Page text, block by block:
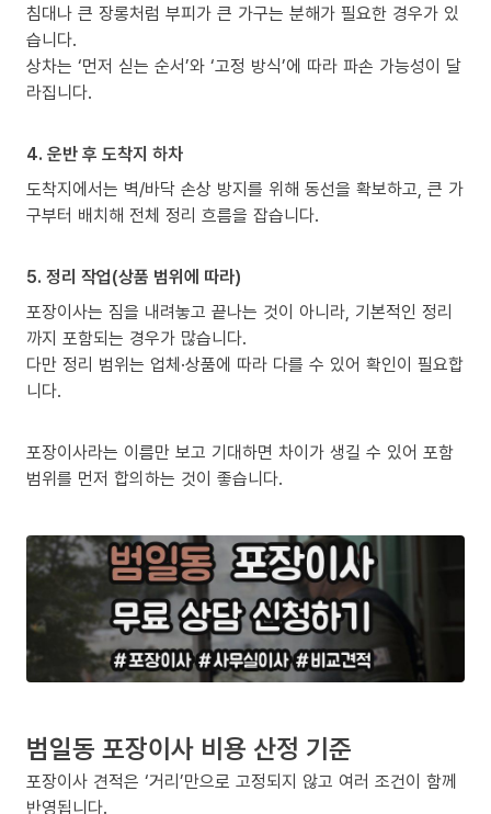
침대나 큰 장롱처럼 부피가 큰 가구는 분해가 필요한 경우가 있
습니다.
상차는 ‘먼저 싣는 순서’와 ‘고정 방식’에 따라 파손 가능성이 달
라집니다.
4. 운반 후 도착지 하차
도착지에서는 벽/바닥 손상 방지를 위해 동선을 확보하고, 큰 가
구부터 배치해 전체 정리 흐름을 잡습니다.
5. 정리 작업(상품 범위에 따라)
포장이사는 짐을 내려놓고 끝나는 것이 아니라, 기본적인 정리
까지 포함되는 경우가 많습니다.
다만 정리 범위는 업체·상품에 따라 다를 수 있어 확인이 필요합
니다.
포장이사라는 이름만 보고 기대하면 차이가 생길 수 있어 포함
범위를 먼저 합의하는 것이 좋습니다.
범일동 포장이사 비용 산정 기준
포장이사 견적은 ‘거리’만으로 고정되지 않고 여러 조건이 함께
반영됩니다.